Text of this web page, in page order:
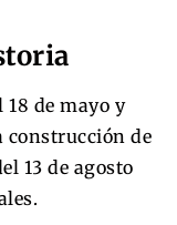
de mayo y
construcción de
13 de agosto